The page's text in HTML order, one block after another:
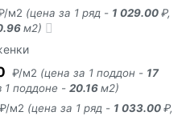
м2 (цена за 1 ряд - 1 029.00₽,
м2)
₽/м2 (цена за 1 поддон - 17
1 поддоне - 20.16м2)
₽/м2 (цена за 1 ряд - 1 033.00₽,